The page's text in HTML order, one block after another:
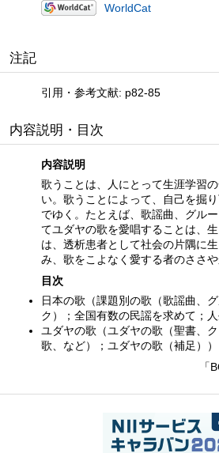
WorldCat
注記
引用・参考文献: p82-85
内容説明・目次
内容説明
歌うことは、人にとって生涯学習
い。歌うことによって、自己を掘
でゆく。たとえば、歌謡曲、グル
てユダヤの歌を愛唱することは、
は、透析患者として社会の片隅に
み、歌をこよなく愛する者のささや
目次
日本の歌（課題別の歌（歌謡曲、
ク）；全国有数の民謡を求めて；人
ユダヤの歌（ユダヤの歌（聖書、
歌、など）；ユダヤの歌（補足））
「